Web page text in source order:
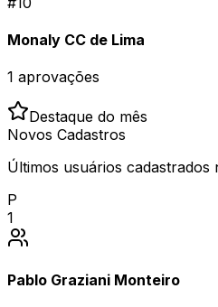
Monaly CC de Lima
1 aprovações
Destaque do mês
Novos Cadastros
Últimos usuários cadastrados
P
1
Pablo Graziani Monteiro